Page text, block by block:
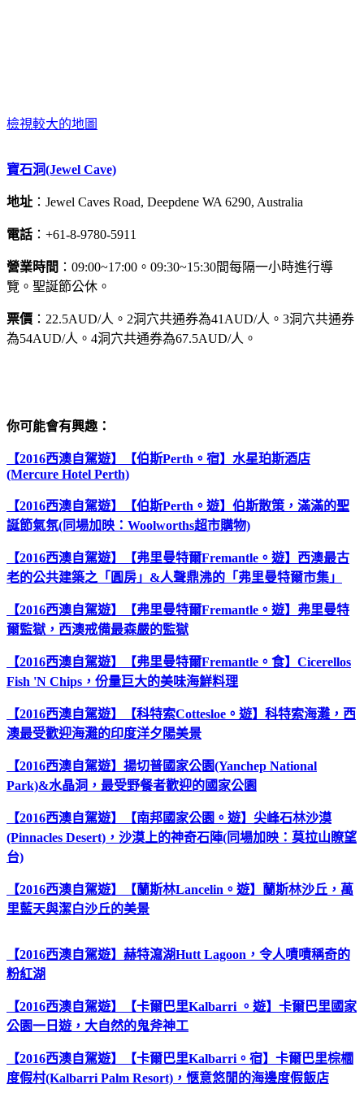
檢視較大的地圖
寶石洞(Jewel Cave)
地址 ：Jewel Caves Road, Deepdene WA 6290, Australia
電話 ：+61-8-9780-5911
營業時間 ：09:00~17:00。09:30~15:30間每隔一小時進行導
覽。聖誕節公休。
票價 ：22.5AUD/人。2洞穴共通券為41AUD/人。3洞穴共通券
為54AUD/人。4洞穴共通券為67.5AUD/人。
你可能會有興趣：
【2016西澳自駕遊】【伯斯Perth。宿】水星珀斯酒店
(Mercure Hotel Perth)
【2016西澳自駕遊】【伯斯Perth。遊】伯斯散策，滿滿的聖
誕節氣氛(同場加映：Woolworths超市購物)
【2016西澳自駕遊】【弗里曼特爾Fremantle。遊】西澳最古
老的公共建築之「圓房」&人聲鼎沸的「弗里曼特爾市集」
【2016西澳自駕遊】【弗里曼特爾Fremantle。遊】弗里曼特
爾監獄，西澳戒備最森嚴的監獄
【2016西澳自駕遊】【弗里曼特爾Fremantle。食】Cicerellos
Fish 'N Chips，份量巨大的美味海鮮料理
【2016西澳自駕遊】【科特索Cottesloe。遊】科特索海灘，西
澳最受歡迎海灘的印度洋夕陽美景
【2016西澳自駕遊】揚切普國家公園(Yanchep National
Park)&水晶洞，最受野餐者歡迎的國家公園
【2016西澳自駕遊】【南邦國家公園。遊】尖峰石林沙漠
(Pinnacles Desert)，沙漠上的神奇石陣(同場加映：莫拉山瞭望
台)
【2016西澳自駕遊】【蘭斯林Lancelin。遊】蘭斯林沙丘，萬
里藍天與潔白沙丘的美景
【2016西澳自駕遊】赫特瀉湖Hutt Lagoon，令人嘖嘖稱奇的
粉紅湖
【2016西澳自駕遊】【卡爾巴里Kalbarri 。遊】卡爾巴里國家
公園一日遊，大自然的鬼斧神工
【2016西澳自駕遊】【卡爾巴里Kalbarri。宿】卡爾巴里棕櫚
度假村(Kalbarri Palm Resort)，愜意悠閒的海邊度假飯店